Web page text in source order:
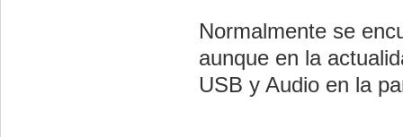
Normalmente se
aunque en la
USB y Audio en la